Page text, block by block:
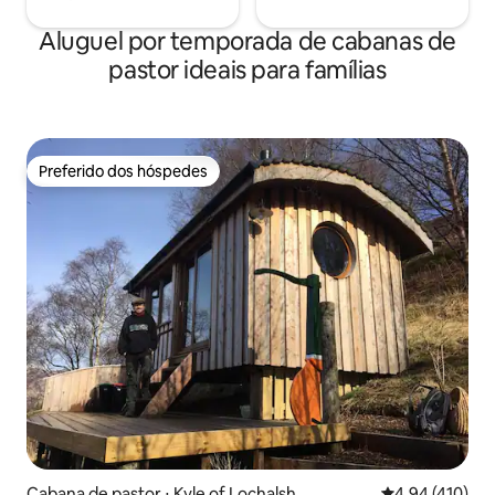
Aluguel por temporada de cabanas de
pastor ideais para famílias
Preferido dos hóspedes
Preferido dos hóspedes